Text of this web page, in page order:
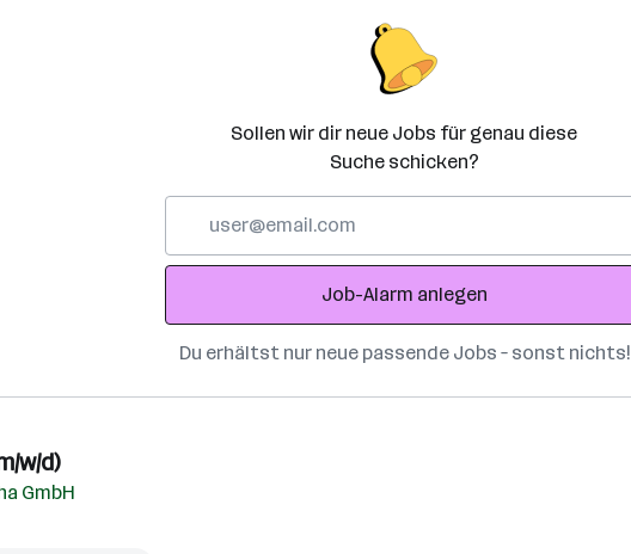
Sollen wir dir neue Jobs für genau diese
Suche schicken?
Adresse
Job-Alarm anlegen
Du erhältst nur neue passende Jobs – sonst nichts!
w/d)
GmbH